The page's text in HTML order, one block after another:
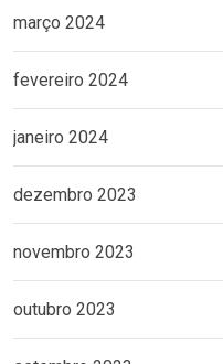
março 2024
fevereiro 2024
janeiro 2024
dezembro 2023
novembro 2023
outubro 2023